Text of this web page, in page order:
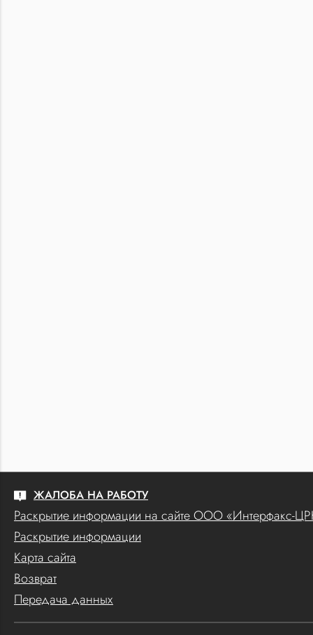
ЖАЛОБА НА РАБОТУ
Раскрытие информации на сайте ООО «Интерфакс-
Раскрытие информации
Карта сайта
Возврат
Передача данных